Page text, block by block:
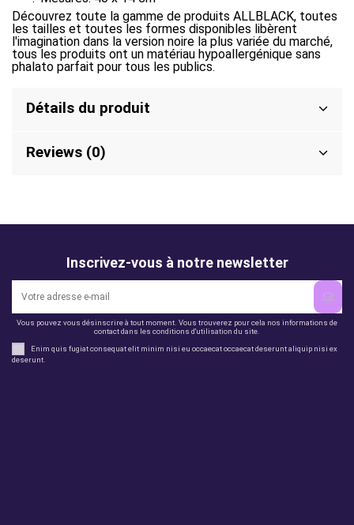
Découvrez toute la gamme de produits ALLBLACK, toutes
les tailles et toutes les formes disponibles libèrent
l'imagination dans la version noire la plus variée du marché,
tous les produits ont un matériau hypoallergénique sans
phalato parfait pour tous les publics.
Détails du produit
Reviews (0)
Inscrivez-vous à notre newsletter
Vous pouvez vous désinscrire à tout moment. Vous trouverez pour cela nos informations de
contact dans les conditions d'utilisation du site.
Enim quis fugiat consequat elit minim nisi eu occaecat occaecat deserunt aliquip nisi ex
deserunt.